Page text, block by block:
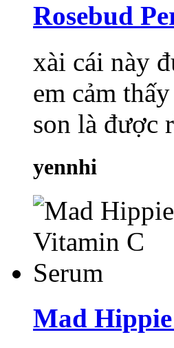
Rosebud
xài cái này
em cảm
son là được
yennhi
Mad